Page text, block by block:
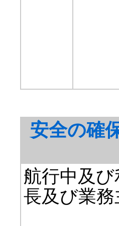
安全の確
航行中及
長及び業